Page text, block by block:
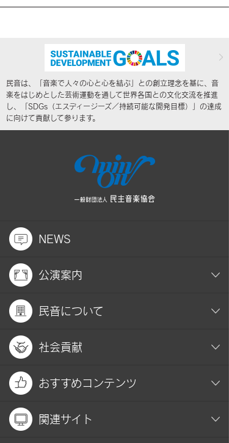
民音は、「音楽で人々の心と心を結ぶ」との創立理念を基に、音
楽をはじめとした芸術運動を通して世界各国との文化交流を推進
し、「SDGs（エスディージーズ／持続可能な開発目標）」の達成
に向けて貢献して参ります。
NEWS
公演案内
民音について
社会貢献
おすすめコンテンツ
関連サイト